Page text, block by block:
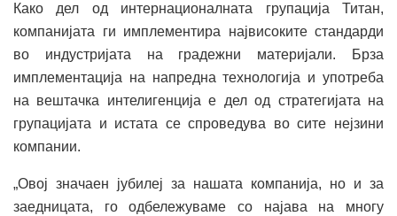
Како дел од интернационалната групација Титан,
компанијата ги имплементира највисоките стандарди
во индустријата на градежни материјали. Брза
имплементација на напредна технологија и употреба
на вештачка интелигенција е дел од стратегијата на
групацијата и истата се спроведува во сите нејзини
компании.
„Овој значаен јубилеј за нашата компанија, но и за
заедницата, го одбележуваме со најава на многу